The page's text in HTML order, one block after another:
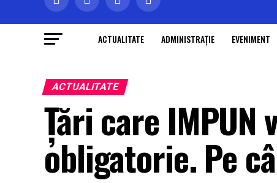
ACTUALITATE ADMINISTRAŢIE EVENIMENT
ACTUALITATE
Țări care IMPUN
obligatorie. Pe